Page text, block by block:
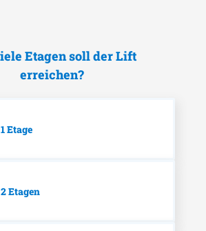
Etagen soll der Lift
erreichen?
1 Etage
2 Etagen